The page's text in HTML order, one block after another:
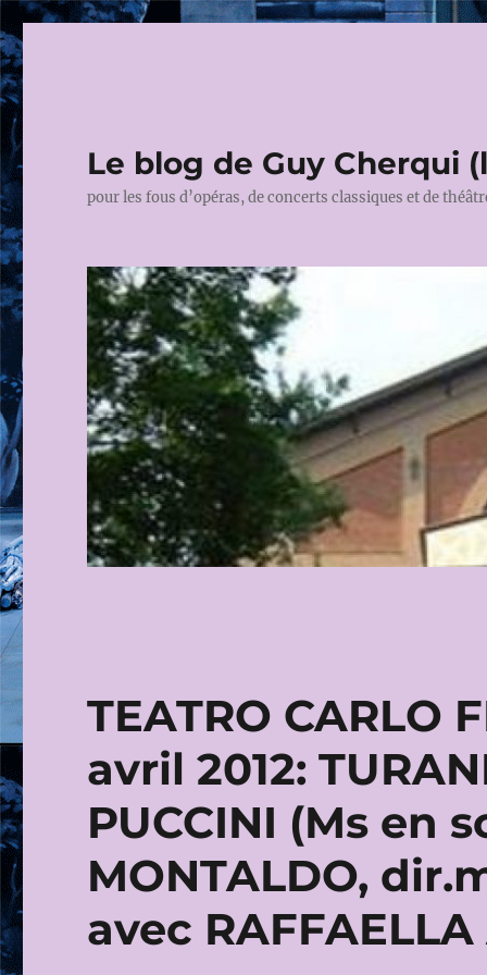
Le blog de Guy Cherqui
pour les fous d’opéras, de concerts classiques et de
TEATRO CARLO
avril 2012:
PUCCINI (Ms en
MONTALDO,
avec RAFFAELLA